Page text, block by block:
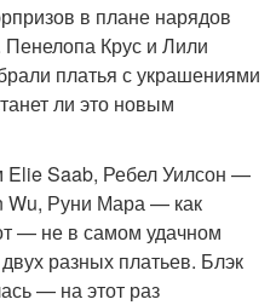
в плане нарядов
Крус и Лили
платья с украшениями
ли это новым
Saab, Ребел Уилсон —
Wu, Руни Мара — как
— не в самом удачном
разных платьев. Блэк
— на этот раз